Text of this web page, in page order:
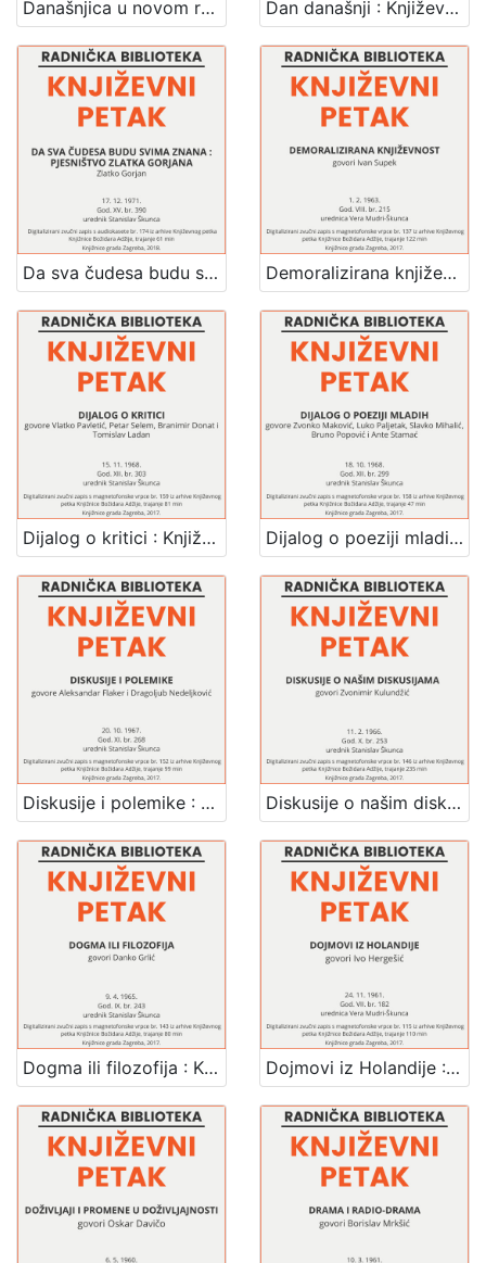
Današnjica u novom romanu : Književni petak, 18. 12. 1964. / govore Branko Belan, Dalibor Cvitan i Ivan Kušan ; urednik Stanislav Škunca Dan današnji : Književni petak, 27. 2. 1959. / govori Miodrag Bulatović ; urednica Vera Mudri-Škunca
Da sva čudesa budu svima znana : pjesništvo Zlatka Gorjana : Književni petak, dvorana u Novinarskom domu, 17. 12. 1971., br. 390 / Zlatko Gorjan ; urednik Stanislav Škunca Demoralizirana književnost : Književni petak, 1. 2. 1963. / govori Ivan Supek ; urednica Vera Mudri-Škunca
Dijalog o kritici : Književni petak, 15. 11. 1968. / govore Branimir Donat ... [et al.] ; voditelj i urednik Stanislav Škunca Dijalog o poeziji mladih : Književni petak, 18. 10. 1968. / govore Zvonko Maković ... [et al.] ; voditelj i urednik Stanislav Škunca
Diskusije i polemike : Književni petak, 20. 10. 1967. / govore Aleksandar Flaker i Dragoljub Nedeljković ; urednik Stanislav Škunca Diskusije o našim diskusijama : Književni petak, 11. 2. 1966. / govori Zvonimir Kulundžić ; urednik Stanislav Škunca
Dogma ili filozofija : Književni petak, 9. 4. 1965. / govori Danko Grlić ; urednik Stanislav Škunca Dojmovi iz Holandije : Književni petak, 24. 11. 1961. / govori Ivo Hergešić ; urednica Vera Mudri-Škunca